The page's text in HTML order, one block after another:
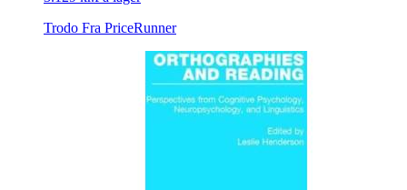
Trodo Fra PriceRunner